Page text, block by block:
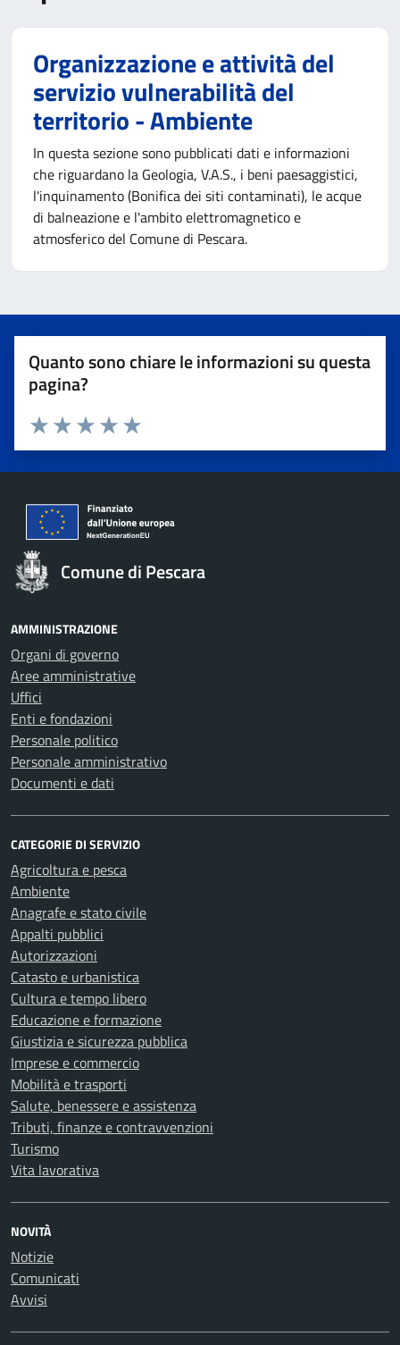
Organizzazione e attività del
servizio vulnerabilità del
territorio - Ambiente
In questa sezione sono pubblicati dati e informazioni
che riguardano la Geologia, V.A.S., i beni paesaggistici,
l'inquinamento (Bonifica dei siti contaminati), le acque
di balneazione e l'ambito elettromagnetico e
atmosferico del Comune di Pescara.
Quanto sono chiare le informazioni su questa
pagina?
Valuta 5 stelle su 5
Valuta 4 stelle su 5
Valuta 3 stelle su 5
Valuta 2 stelle su 5
Valuta 1 stelle su 5
Comune di Pescara
AMMINISTRAZIONE
Organi di governo
Aree amministrative
Uffici
Enti e fondazioni
Personale politico
Personale amministrativo
Documenti e dati
CATEGORIE DI SERVIZIO
Agricoltura e pesca
Ambiente
Anagrafe e stato civile
Appalti pubblici
Autorizzazioni
Catasto e urbanistica
Cultura e tempo libero
Educazione e formazione
Giustizia e sicurezza pubblica
Imprese e commercio
Mobilità e trasporti
Salute, benessere e assistenza
Tributi, finanze e contravvenzioni
Turismo
Vita lavorativa
NOVITÀ
Notizie
Comunicati
Avvisi